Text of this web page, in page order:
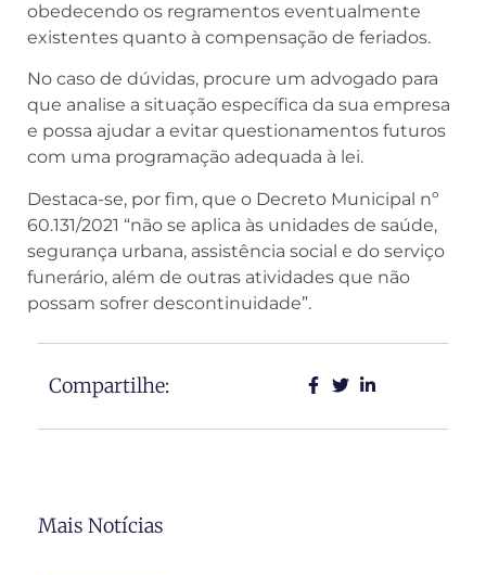
obedecendo os regramentos eventualmente
existentes quanto à compensação de feriados.
No caso de dúvidas, procure um advogado para
que analise a situação específica da sua empresa
e possa ajudar a evitar questionamentos futuros
com uma programação adequada à lei.
Destaca-se, por fim, que o Decreto Municipal nº
60.131/2021 “não se aplica às unidades de saúde,
segurança urbana, assistência social e do serviço
funerário, além de outras atividades que não
possam sofrer descontinuidade”.
Compartilhe:
Mais Notícias